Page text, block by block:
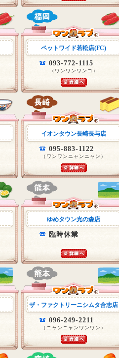
ペットワイド若松店(FC)
093-772-1115
（ワンワンワンコ）
イオンタウン長崎長与店
095-883-1122
（ワンワンニャンニャン）
ゆめタウン光の森店
臨時休業
ザ・ファクトリーニシムタ合志店
096-249-2211
（ニャンニャンワンワン）